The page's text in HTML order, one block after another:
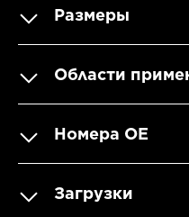
Размеры
Области
Номера OE
Загрузки